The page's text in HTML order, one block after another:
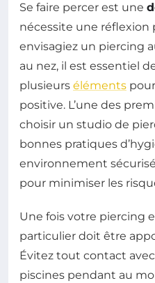
Se faire percer est une
nécessite une réflexion
envisagiez un piercing
au nez, il est essentiel
plusieurs éléments
positive. L’une des
choisir un studio de
bonnes pratiques
environnement
pour minimiser les
Une fois votre piercing
particulier doit être
Évitez tout contact
piscines pendant au